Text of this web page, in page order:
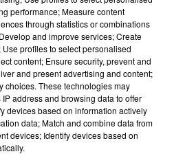
performance; Measure content
through statistics or combinations
and improve services; Create
profiles to select personalised
content; Ensure security, prevent and
and present advertising and content;
choices. These technologies may
address and browsing data to offer
devices based on information actively
data; Match and combine data from
devices; Identify devices based on